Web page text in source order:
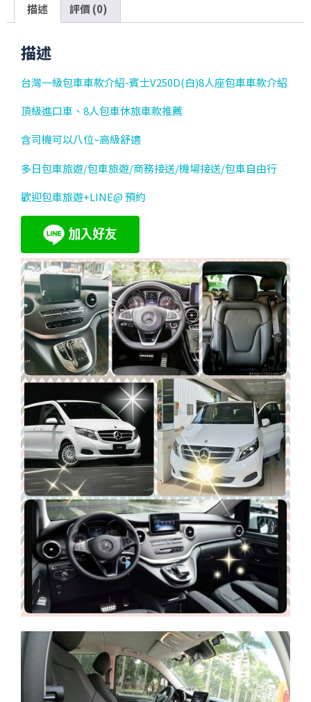
描述 評價 (0)
描述
台灣一級包車車款介紹-賓士V250D(白)8人座包車車款介紹
頂級進口車、8人包車休旅車款推薦
含司機可以八位~高級舒適
多日包車旅遊/包車旅遊/商務接送/機場接送/包車自由行
歡迎包車旅遊+LINE@ 預約